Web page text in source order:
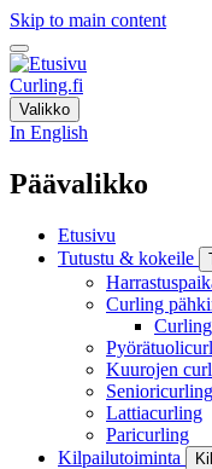
Skip to main content
Curling.fi
Valikko
In English
Päävalikko
Etusivu
Tutustu & kokeile
Curling
Kuurojen
Senioricurling
Lattiacurling
Paricurling
Kilpailutoiminta